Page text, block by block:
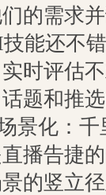
的需求
能还不
时评估
题和推
景化：
播告捷
的竖立